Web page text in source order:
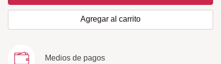
Agregar al carrito
Medios de pagos